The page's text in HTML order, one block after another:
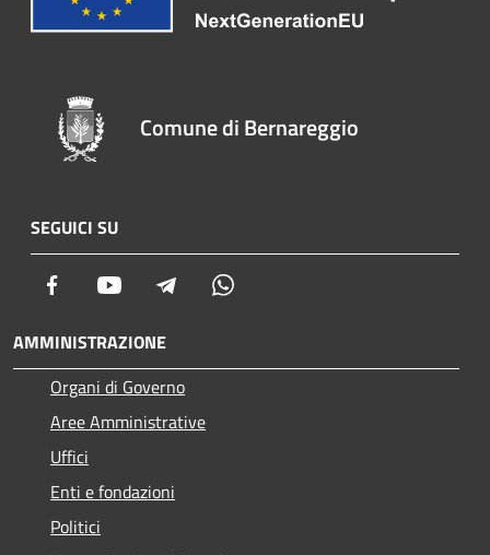
Comune di Bernareggio
SEGUICI SU
Facebook Youtube Telegram
AMMINISTRAZIONE
Organi di Governo
Aree Amministrative
Uffici
Enti e fondazioni
Politici